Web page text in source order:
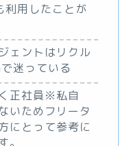
利用したことが
ェントはリクル
迷っている
正社員※私自
いためフリータ
にとって参考に
。